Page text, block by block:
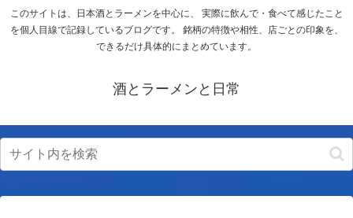
このサイトは、日本酒とラーメンを中心に、 実際に飲んで・食べて感じたこと
を個人目線で記録しているブログです。 銘柄の特徴や相性、店ごとの印象を、
できるだけ具体的にまとめています。
酒とラーメンと日常